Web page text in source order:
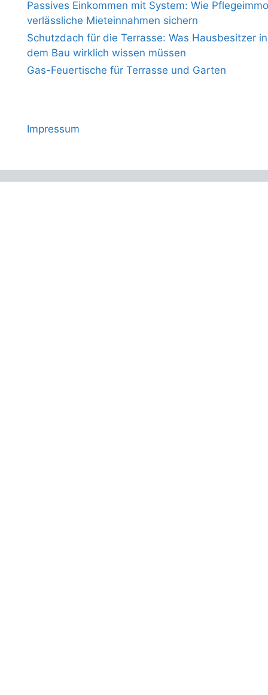
Passives Einkommen mit System: Wie
verlässliche Mieteinnahmen sichern
Schutzdach für die Terrasse: Was Hausbesitzer
dem Bau wirklich wissen müssen
Gas-Feuertische für Terrasse und Garten
Impressum